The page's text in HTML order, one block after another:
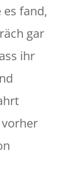
es fand,
gar
ihr